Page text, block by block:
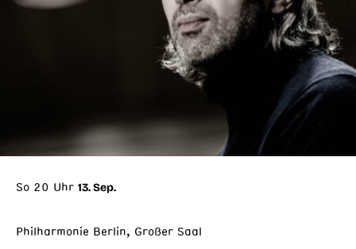
So 20 Uhr 13. Sep.
Philharmonie Berlin, Großer Saal